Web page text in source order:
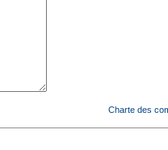
Charte des